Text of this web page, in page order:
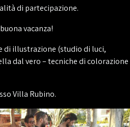
di partecipazione.
vacanza!
di illustrazione (studio di luci,
dal vero – tecniche di colorazione
Villa Rubino.